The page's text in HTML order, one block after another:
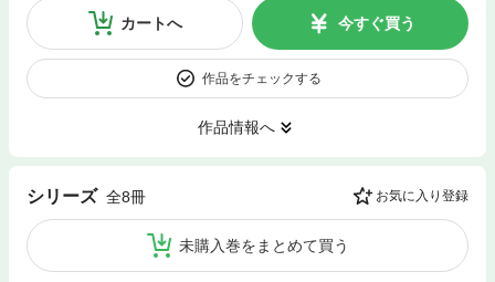
カートへ 今すぐ買う
作品をチェックする
作品情報へ
シリーズ 全8冊 お気に入り登録
未購入巻をまとめて買う